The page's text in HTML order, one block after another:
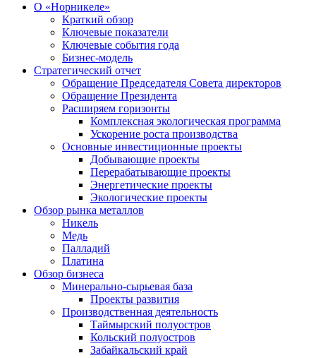
О «Норникеле»
Краткий обзор
Ключевые показатели
Ключевые события года
Бизнес-модель
Стратегический отчет
Обращение Председателя Совета директоров
Обращение Президента
Расширяем горизонты
Комплексная экологическая программа
Ускорение роста производства
Основные инвестиционные проекты
Добывающие проекты
Перерабатывающие проекты
Энергетические проекты
Экологические проекты
Обзор рынка металлов
Никель
Медь
Палладий
Платина
Обзор бизнеса
Минерально-сырьевая база
Проекты развития
Производственная деятельность
Таймырский полуостров
Кольский полуостров
Забайкальский край